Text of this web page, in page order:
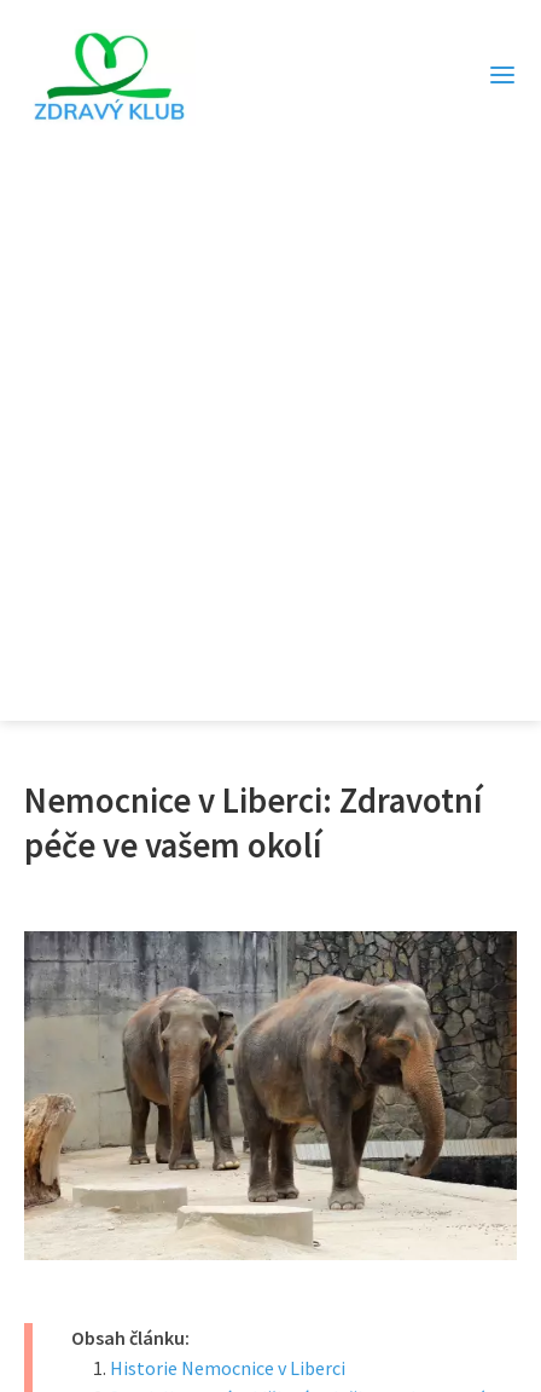
Nemocnice v Liberci: Zdravotní
péče ve vašem okolí
Obsah článku:
Historie Nemocnice v Liberci